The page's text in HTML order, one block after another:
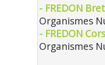
- FREDON
Organismes
- FREDON
Organismes